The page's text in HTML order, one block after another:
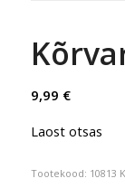
9,99 €
Laost otsas
Tootekood: 10813